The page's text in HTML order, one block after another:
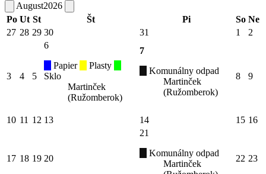
August2026
Po Ut St Št Pi So Ne
27 28 29 30 31 1 2
3 4 5
6
Papier
Plasty
Sklo
Martinček
(Ružomberok)
7
Komunálny odpad
Martinček
(Ružomberok)
8 9
10 11 12 13 14 15 16
17 18 19 20
21
Komunálny odpad
Martinček
22 23